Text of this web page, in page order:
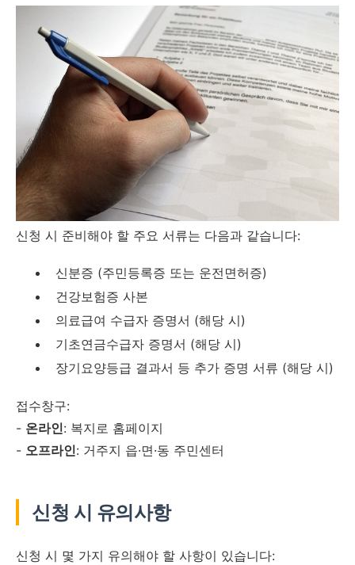
신청 시 준비해야 할 주요 서류는 다음과 같습니다:
신분증 (주민등록증 또는 운전면허증)
건강보험증 사본
의료급여 수급자 증명서 (해당 시)
기초연금수급자 증명서 (해당 시)
장기요양등급 결과서 등 추가 증명 서류 (해당 시)
접수창구:
- 온라인: 복지로 홈페이지
- 오프라인: 거주지 읍·면·동 주민센터
신청 시 유의사항
신청 시 몇 가지 유의해야 할 사항이 있습니다: